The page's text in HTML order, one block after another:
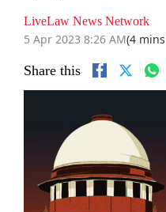
LiveLaw News Network
5 Apr 2023 8:26 AM(4
Share this